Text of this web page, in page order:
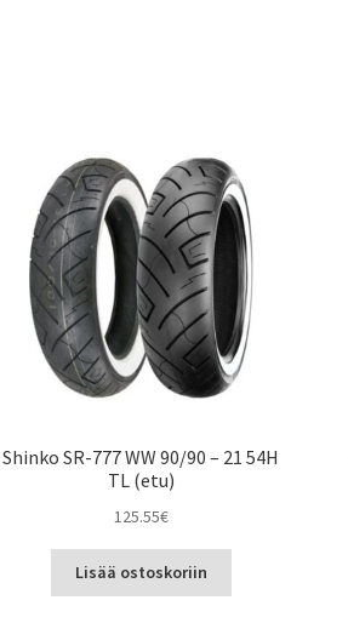
Shinko SR-777 WW 90/90 – 21 54H
TL (etu)
125.55€
Lisää ostoskoriin